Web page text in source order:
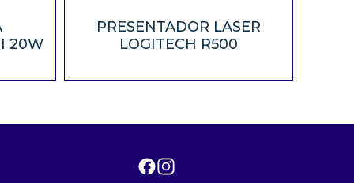
20W
PRESENTADOR LASER
LOGITECH R500